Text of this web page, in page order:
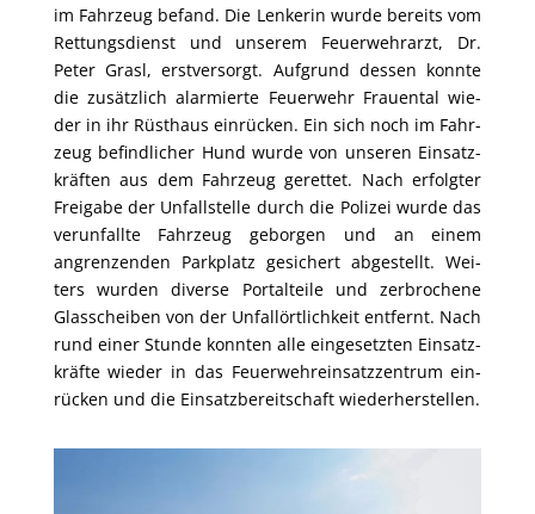
im Fahr­zeug befand. Die Len­ke­rin wur­de bereits vom
Ret­tungs­dienst und unse­rem Feu­er­wehr­arzt, Dr.
Peter Grasl, erst­ver­sorgt. Auf­grund des­sen konn­te
die zusätz­lich alar­mier­te Feu­er­wehr Frau­en­tal wie­
der in ihr Rüst­haus ein­rü­cken. Ein sich noch im Fahr­
zeug befind­li­cher Hund wur­de von unse­ren Ein­satz­
kräf­ten aus dem Fahr­zeug geret­tet. Nach erfolg­ter
Frei­ga­be der Unfall­stel­le durch die Poli­zei wur­de das
ver­un­fall­te Fahr­zeug gebor­gen und an einem
angren­zen­den Park­platz gesi­chert abge­stellt. Wei­
ters wur­den diver­se Por­tal­tei­le und zer­bro­che­ne
Glas­schei­ben von der Unfal­lört­lich­keit ent­fernt. Nach
rund einer Stun­de konn­ten alle ein­ge­setz­ten Ein­satz­
kräf­te wie­der in das Feu­er­wehr­ein­satz­zen­trum ein­
rü­cken und die Ein­satz­be­reit­schaft wiederherstellen.